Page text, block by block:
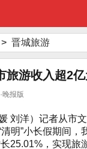
> 晋城旅游
旅游收入超2
晚报版
刘洋）记者从市
明”小长假期间，
25.01%，实现旅